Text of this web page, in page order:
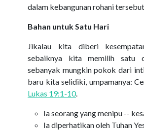
dalam kebangunan rohani
Bahan untuk Satu Hari
Jikalau kita diberi
sebaiknya kita memilih satu
sebanyak mungkin pokok dari
baru kita selidiki, umpamanya:
Lukas 19:1-10.
Ia seorang yang menipu --
Ia diperhatikan oleh Tuhan